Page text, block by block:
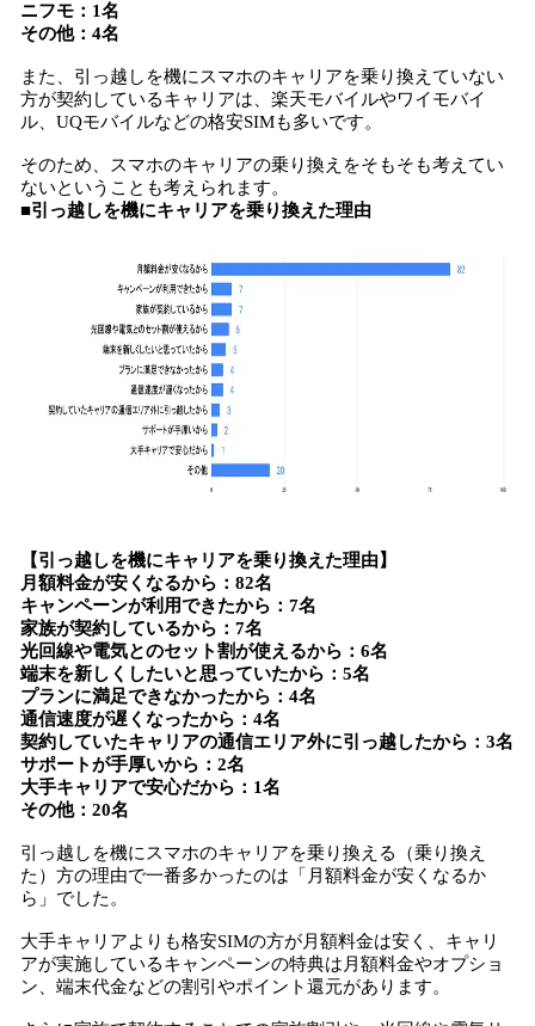
ニフモ：1名
その他：4名
また、引っ越しを機にスマホのキャリアを乗り換えていない
方が契約しているキャリアは、楽天モバイルやワイモバイ
ル、UQモバイルなどの格安SIMも多いです。
そのため、スマホのキャリアの乗り換えをそもそも考えてい
ないということも考えられます。
■引っ越しを機にキャリアを乗り換えた理由
【引っ越しを機にキャリアを乗り換えた理由】
月額料金が安くなるから：82名
キャンペーンが利用できたから：7名
家族が契約しているから：7名
光回線や電気とのセット割が使えるから：6名
端末を新しくしたいと思っていたから：5名
プランに満足できなかったから：4名
通信速度が遅くなったから：4名
契約していたキャリアの通信エリア外に引っ越したから：3名
サポートが手厚いから：2名
大手キャリアで安心だから：1名
その他：20名
引っ越しを機にスマホのキャリアを乗り換える（乗り換え
た）方の理由で一番多かったのは「月額料金が安くなるか
ら」でした。
大手キャリアよりも格安SIMの方が月額料金は安く、キャリ
アが実施しているキャンペーンの特典は月額料金やオプショ
ン、端末代金などの割引やポイント還元があります。